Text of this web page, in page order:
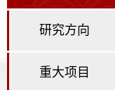
研究方向
重大项目